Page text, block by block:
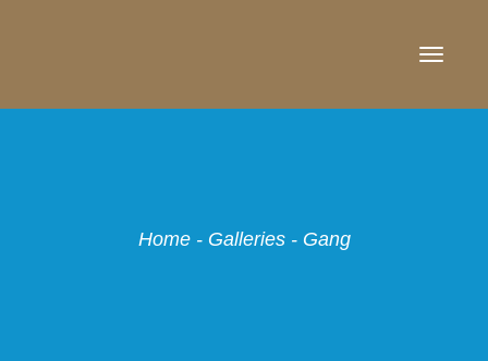
Home- Galleries- Gang